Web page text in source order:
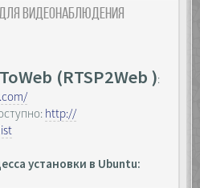
для видеонаблюдения
(RTSP2Web ):
http://
установки в Ubuntu: